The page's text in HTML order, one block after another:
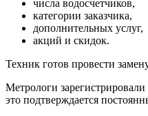
числа водосчетчиков,
категории заказчика,
дополнительных услуг,
акций и скидок.
Техник готов провести
Метрологи
это подтверждается